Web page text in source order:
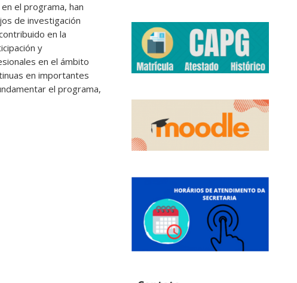
el programa, han
de investigación
en la
y
en el ámbito
en importantes
el programa,